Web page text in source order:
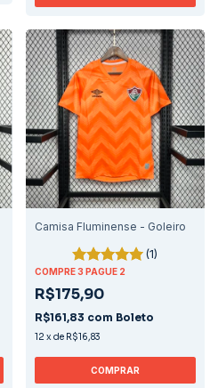
Camisa Fluminense - Goleiro
(1)
COMPRE 3 PAGUE 2
R$175,90
R$161,83 com Boleto
12 xde R$16,83
COMPRAR